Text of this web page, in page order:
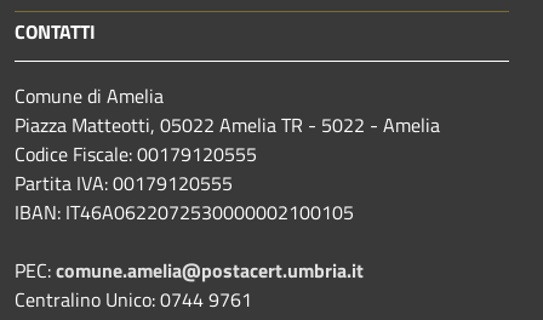
CONTATTI
Comune di Amelia
Piazza Matteotti, 05022 Amelia TR - 5022 - Amelia
Codice Fiscale: 00179120555
Partita IVA: 00179120555
IBAN: IT46A0622072530000002100105
PEC:comune.amelia@postacert.umbria.it
Centralino Unico: 0744 9761